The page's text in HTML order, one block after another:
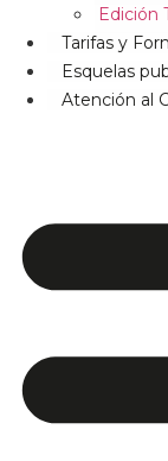
Edición
Tarifas y
Esquelas
Atención al